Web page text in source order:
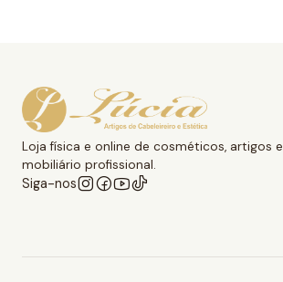
Loja física e online de cosméticos, artigos e
mobiliário profissional.
Siga-nos